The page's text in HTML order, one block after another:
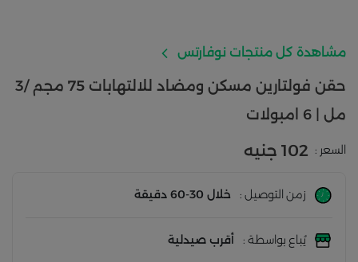
مشاهدة كل منتجات نوفارتس
حقن فولتارين مسكن ومضاد للالتهابات 75 مجم /3
مل | 6 امبولات
السعر : 102 جنيه
زمن التوصيل : خلال 30-60 دقيقة
يُباع بواسطة : أقرب صيدلية